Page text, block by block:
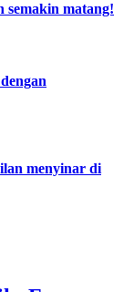
semakin matang!
menyinar di